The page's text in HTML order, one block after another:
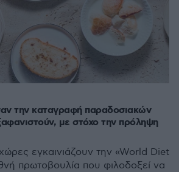
την καταγραφή παραδοσιακών
με στόχο την πρόληψη
εγκαινιάζουν την «World Diet
πρωτοβουλία που φιλοδοξεί να